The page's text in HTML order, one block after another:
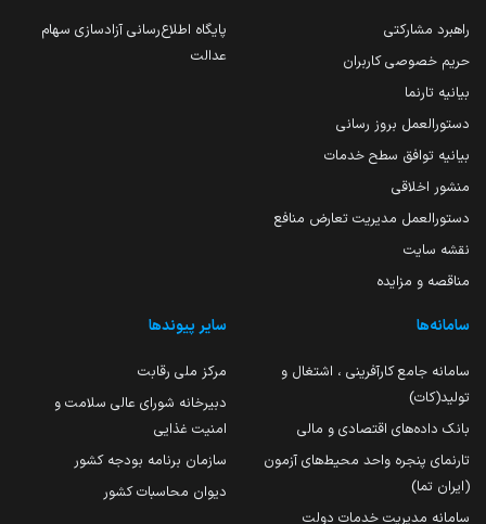
راهبرد مشارکتی
حریم خصوصی کاربران
بیانیه تارنما
دستورالعمل بروز رسانی
بیانیه توافق سطح خدمات
منشور اخلاقی
دستورالعمل مدیریت تعارض منافع
نقشه سایت
مناقصه و مزایده
پایگاه اطلاع‌رسانی آزادسازی سهام
عدالت
سامانه‌ها
سامانه جامع کارآفرینی ، اشتغال و
تولید(کات)
بانک داده‌های اقتصادی و مالی
تارنمای پنجره واحد محیط‌های آزمون
(ایران تما)
سامانه مدیریت خدمات دولت
سایر پیوندها
مرکز ملی رقابت
دبیرخانه شورای عالی سلامت و
امنیت غذایی
سازمان برنامه بودجه کشور
دیوان محاسبات کشور